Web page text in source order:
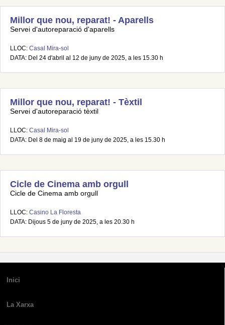
Millor que nou, reparat! - Aparells
Servei d'autoreparació d'aparells
LLOC: Casal Mira-sol
DATA: Del 24 d'abril al 12 de juny de 2025, a les 15.30 h
Millor que nou, reparat! - Tèxtil
Servei d'autoreparació tèxtil
LLOC: Casal Mira-sol
DATA: Del 8 de maig al 19 de juny de 2025, a les 15.30 h
Cicle de Cinema amb orgull
Cicle de Cinema amb orgull
LLOC: Casino La Floresta
DATA: Dijous 5 de juny de 2025, a les 20.30 h
Inici
La Xarxa